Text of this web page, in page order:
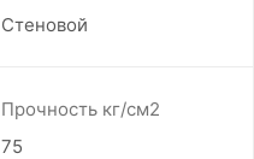
Стеновой
Прочность кг/см2
75